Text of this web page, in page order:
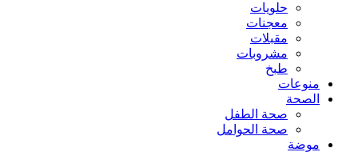
حلويات
معجنات
مقبلات
مشروبات
طبخ
منوعات
الصحة
صحة الطفل
صحة الحوامل
موضة